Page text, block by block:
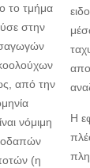
το τμήμα
στην
από την
νόμιμη
(η
Η